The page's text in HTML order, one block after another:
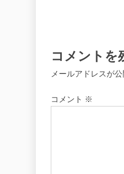
コメントを
メールアドレスが
コメント ※